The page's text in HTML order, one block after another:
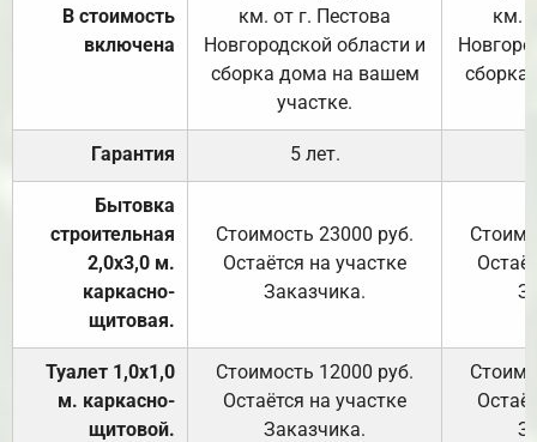
В стоимость
включена
км. от г. Пестова
Новгородской области и
сборка дома на вашем
участке.
км.
Гарантия 5 лет.
Бытовка
строительная
2,0х3,0 м.
каркасно-
щитовая.
Стоимость 23000 руб.
Остаётся на участке
Заказчика.
Туалет 1,0х1,0
м. каркасно-
щитовой.
Стоимость 12000 руб.
Остаётся на участке
Заказчика.